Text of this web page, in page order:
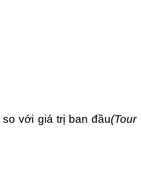
so với giá trị ban đầu(Tour